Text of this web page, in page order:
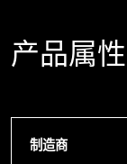
产品属性
制造商